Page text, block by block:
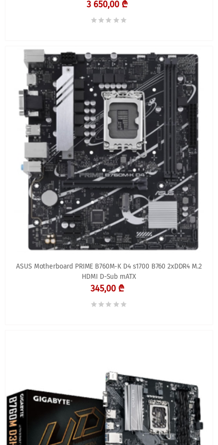
3 650,00 ₾
ASUS Motherboard PRIME B760M-K D4 s1700 B760 2xDDR4 M.2
HDMI D-Sub mATX
345,00 ₾